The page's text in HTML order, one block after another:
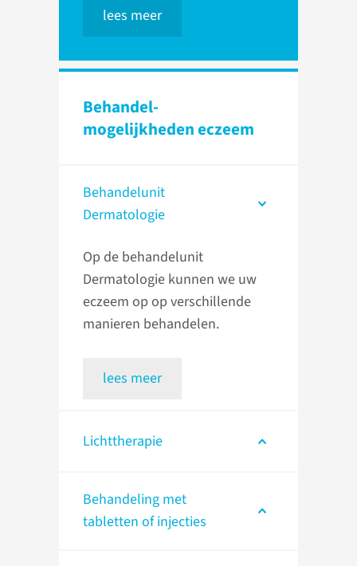
lees meer
Behandel­
mogelijkheden eczeem
Behandelunit
Dermatologie
Op de behandelunit
Dermatologie kunnen we uw
eczeem op op verschillende
manieren behandelen.
lees meer
Lichttherapie
Behandeling met
tabletten of injecties